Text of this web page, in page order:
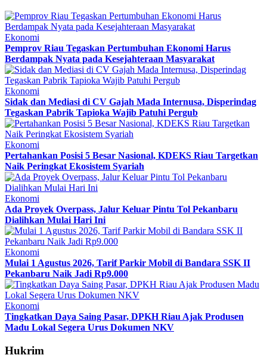
Ekonomi
Pemprov Riau Tegaskan Pertumbuhan Ekonomi Harus
Berdampak Nyata pada Kesejahteraan Masyarakat
Ekonomi
Sidak dan Mediasi di CV Gajah Mada Internusa, Disperindag
Tegaskan Pabrik Tapioka Wajib Patuhi Pergub
Ekonomi
Pertahankan Posisi 5 Besar Nasional, KDEKS Riau Targetkan
Naik Peringkat Ekosistem Syariah
Ekonomi
Ada Proyek Overpass, Jalur Keluar Pintu Tol Pekanbaru
Dialihkan Mulai Hari Ini
Ekonomi
Mulai 1 Agustus 2026, Tarif Parkir Mobil di Bandara SSK II
Pekanbaru Naik Jadi Rp9.000
Ekonomi
Tingkatkan Daya Saing Pasar, DPKH Riau Ajak Produsen
Madu Lokal Segera Urus Dokumen NKV
Hukrim